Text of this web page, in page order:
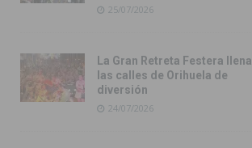
25/07/2026
La Gran Retreta Festera llena
las calles de Orihuela de
diversión
24/07/2026